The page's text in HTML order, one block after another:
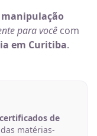
manipulação
para vocêcom
em Curitiba.
certificados de
das matérias-